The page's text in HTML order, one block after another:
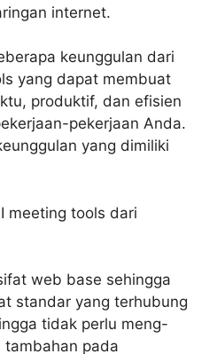
internet.
keunggulan dari
yang dapat membuat
produktif, dan efisien
pekerjaan Anda.
yang dimiliki
meeting tools dari
web base sehingga
standar yang terhubung
tidak perlu meng-
pada